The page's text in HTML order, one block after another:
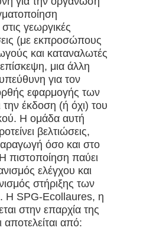
γεωργικές
(με εκπροσώπους
και καταναλωτές
μια άλλη
για τον
εφαρμογής των
έκδοση (ή όχι) του
Η ομάδα αυτή
βελτιώσεις,
όσο και στο
πιστοποίηση παύει
ελέγχου και
στήριξης των
Η SPG-Ecollaures, η
στην επαρχία της
αποτελείται από: